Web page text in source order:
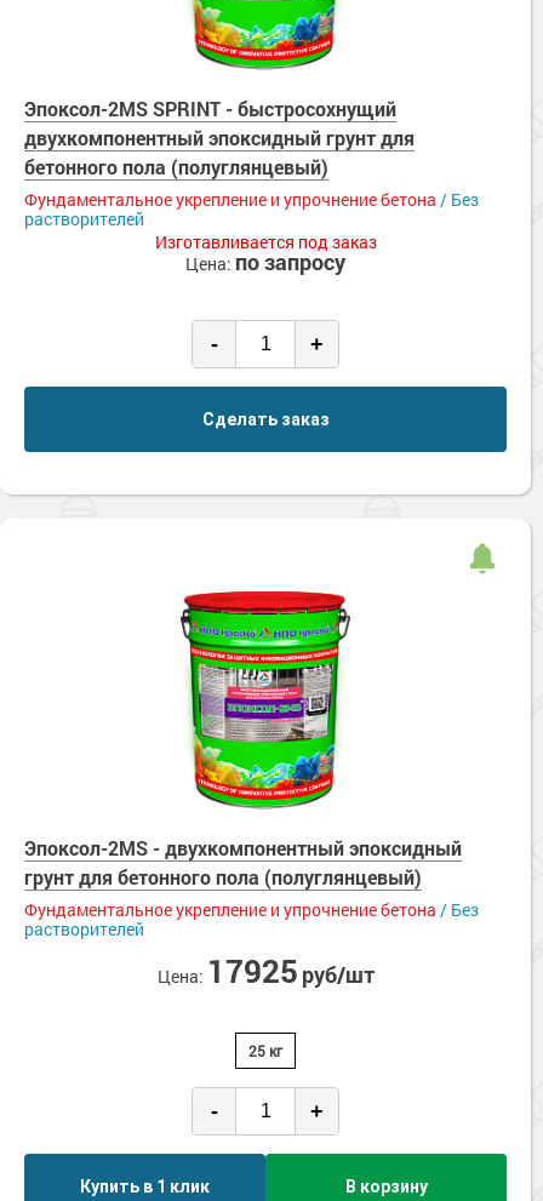
Эпоксол-2MS SPRINT - быстросохнущий
двухкомпонентный эпоксидный грунт для
бетонного пола (полуглянцевый)
Фундаментальное укрепление и упрочнение бетона / Без
растворителей
Изготавливается под заказ
Цена: по запросу
- +
Сделать заказ
Эпоксол-2MS - двухкомпонентный эпоксидный
грунт для бетонного пола (полуглянцевый)
Фундаментальное укрепление и упрочнение бетона / Без
растворителей
Цена: 17925 руб/шт
25 кг
- +
Купить в 1 клик В корзину